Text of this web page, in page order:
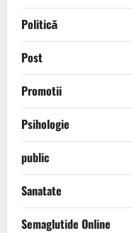
Politică
Post
Promotii
Psihologie
public
Sanatate
Semaglutide Online